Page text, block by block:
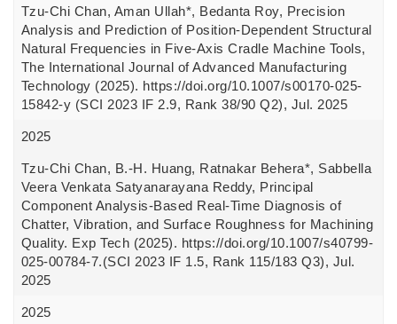
Tzu-Chi Chan, Aman Ullah*, Bedanta Roy, Precision
Analysis and Prediction of Position-Dependent Structural
Natural Frequencies in Five-Axis Cradle Machine Tools,
The International Journal of Advanced Manufacturing
Technology (2025). https://doi.org/10.1007/s00170-025-
15842-y (SCI 2023 IF 2.9, Rank 38/90 Q2), Jul. 2025
2025
Tzu-Chi Chan, B.-H. Huang, Ratnakar Behera*, Sabbella
Veera Venkata Satyanarayana Reddy, Principal
Component Analysis-Based Real-Time Diagnosis of
Chatter, Vibration, and Surface Roughness for Machining
Quality. Exp Tech (2025). https://doi.org/10.1007/s40799-
025-00784-7.(SCI 2023 IF 1.5, Rank 115/183 Q3), Jul.
2025
2025